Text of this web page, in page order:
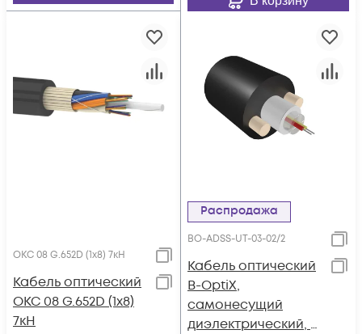
ОКС 08 G.652D (1х8) 7кН
Кабель оптический
ОКС 08 G.652D (1х8)
7кН
Распродажа
BO-ADSS-UT-03-02/2
Кабель оптический
B-OptiX,
самонесущий
диэлектрический, 2